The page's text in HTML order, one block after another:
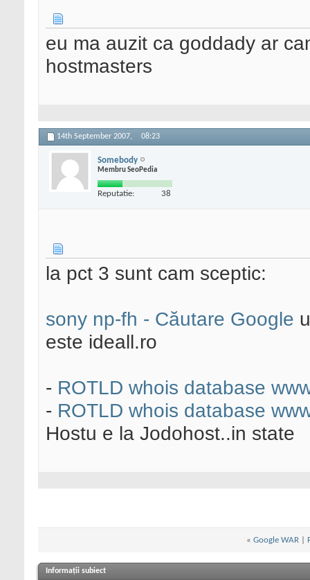
eu ma auzit ca goddady ar
hostmasters
14th September 2007, 08:23
Somebody
Membru SeoPedia
Reputatie: 38
la pct 3 sunt cam sceptic:
sony np-fh - Căutare Google
este ideall.ro
- ROTLD whois database
- ROTLD whois database
Hostu e la Jodohost..in state
« Google WAR
Informații subiect